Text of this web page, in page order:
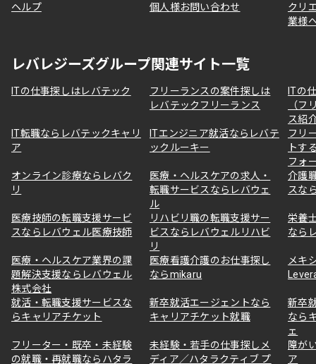
ヘルプ 個人様お問い合わせ
クリ
業様
レバレジーズグループ関連サイト一覧
ITの仕事探しはレバテック
フリーランスの案件探しは
レバテックフリーランス
ITの
（フ
ス紹
IT転職ならレバテックキャリ
ア
ITエンジニア就活ならレバテ
ックルーキー
フリ
トす
フォ
オンライン診療ならレバク
リ
医療・ヘルスケアの求人・
転職サービスならレバウェ
ル
介護
スな
医療技師の転職支援サービ
スならレバウェル医療技師
リハビリ職の転職支援サー
ビスならレバウェルリハビ
リ
栄養
なら
医療・ヘルスケア業界の課
題解決支援ならレバウェル
株式会社
医療看護介護のお仕事探し
ならmikaru
メキ
就活・転職支援サービスな
らキャリアチケット
新卒就活エージェントなら
キャリアチケット就職
新卒
なら
ェ
フリーター・既卒・未経験
の就職・再就職ならハタラ
未経験・若手の仕事探しメ
ディア／ハタラクティブ プ
障が
ア